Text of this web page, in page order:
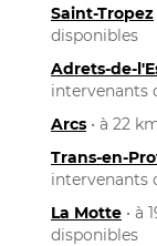
Saint-Tropez
disponibles
Adrets-de-
intervenants
Arcs • à 22
Trans-en-
intervenants
La Motte • à
disponibles